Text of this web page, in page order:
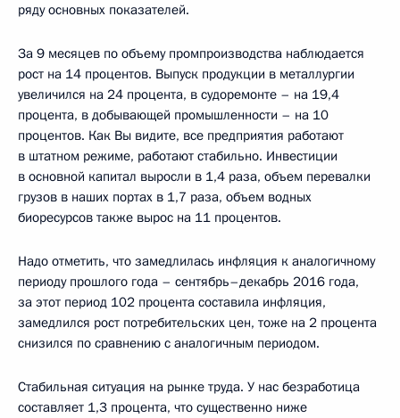
ряду основных показателей.
За 9 месяцев по объему промпроизводства наблюдается
рост на 14 процентов. Выпуск продукции в металлургии
увеличился на 24 процента, в судоремонте – на 19,4
процента, в добывающей промышленности – на 10
процентов. Как Вы видите, все предприятия работают
в штатном режиме, работают стабильно. Инвестиции
в основной капитал выросли в 1,4 раза, объем перевалки
грузов в наших портах в 1,7 раза, объем водных
биоресурсов также вырос на 11 процентов.
Надо отметить, что замедлилась инфляция к аналогичному
периоду прошлого года – сентябрь–декабрь 2016 года,
за этот период 102 процента составила инфляция,
замедлился рост потребительских цен, тоже на 2 процента
снизился по сравнению с аналогичным периодом.
Стабильная ситуация на рынке труда. У нас безработица
составляет 1,3 процента, что существенно ниже